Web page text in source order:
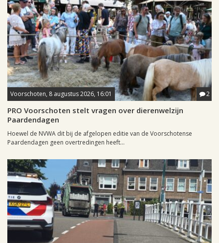
Voorschoten, 8 augustus 2026, 16:01 2
PRO Voorschoten stelt vragen over dierenwelzijn
Paardendagen
Hoewel de NVWA dit bij de afgelopen editie van de Voorschotense
Paardendagen geen overtredingen heeft...